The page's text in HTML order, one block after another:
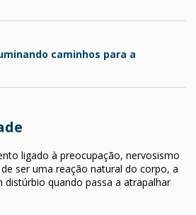
caminhos para a
ligado à preocupação, nervosismo
ser uma reação natural do corpo, a
distúrbio quando passa a atrapalhar